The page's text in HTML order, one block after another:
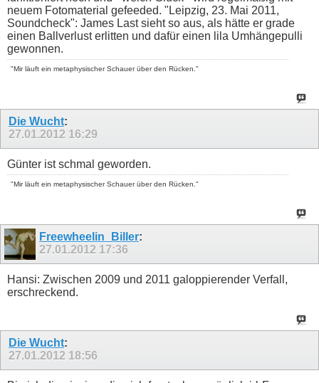
neuem Fotomaterial gefeeded. "Leipzig, 23. Mai 2011,
Soundcheck": James Last sieht so aus, als hätte er grade
einen Ballverlust erlitten und dafür einen lila Umhängepulli
gewonnen.
"Mir läuft ein metaphysischer Schauer über den Rücken."
Die Wucht:
27.01.2012 16:29
Günter ist schmal geworden.
"Mir läuft ein metaphysischer Schauer über den Rücken."
Freewheelin_Biller:
27.01.2012 17:36
Hansi: Zwischen 2009 und 2011 galoppierender Verfall,
erschreckend.
Die Wucht:
27.01.2012 18:56